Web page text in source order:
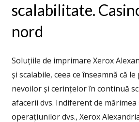
scalabilitate.
nord
Soluțiile de imprimare Xerox
și scalabile, ceea ce înseamnă că
nevoilor și cerințelor în continuă
afacerii dvs. Indiferent de
operațiunilor dvs., Xerox